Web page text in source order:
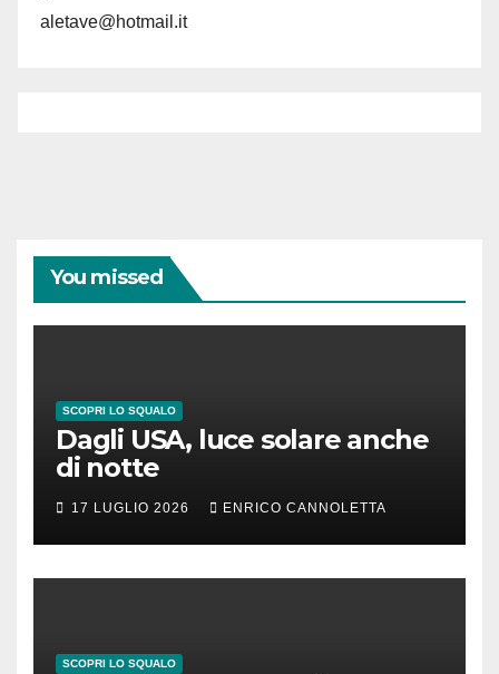
aletave@hotmail.it
You missed
SCOPRI LO SQUALO
Dagli USA, luce solare anche
di notte
17 LUGLIO 2026 ENRICO CANNOLETTA
SCOPRI LO SQUALO